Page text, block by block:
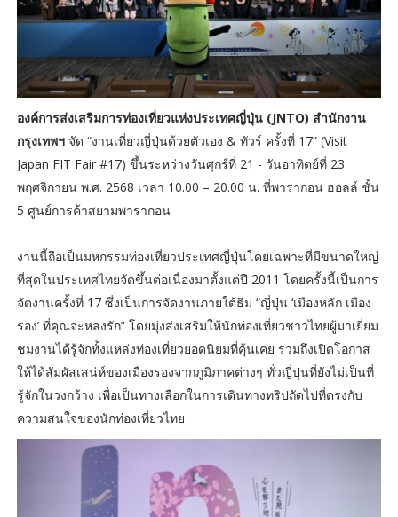
องค์การส่งเสริมการท่องเที่ยวแห่งประเทศญี่ปุ่น (JNTO) สำนักงาน
กรุงเทพฯ จัด “งานเที่ยวญี่ปุ่นด้วยตัวเอง & ทัวร์ ครั้งที่ 17” (Visit
Japan FIT Fair #17) ขึ้นระหว่างวันศุกร์ที่ 21 - วันอาทิตย์ที่ 23
พฤศจิกายน พ.ศ. 2568 เวลา 10.00 – 20.00 น. ที่พารากอน ฮอลล์ ชั้น
5 ศูนย์การค้าสยามพารากอน
งานนี้ถือเป็นมหกรรมท่องเที่ยวประเทศญี่ปุ่นโดยเฉพาะที่มีขนาดใหญ่
ที่สุดในประเทศไทยจัดขึ้นต่อเนื่องมาตั้งแต่ปี 2011 โดยครั้งนี้เป็นการ
จัดงานครั้งที่ 17 ซึ่งเป็นการจัดงานภายใต้ธีม “ญี่ปุ่น ‘เมืองหลัก เมือง
รอง’ ที่คุณจะหลงรัก” โดยมุ่งส่งเสริมให้นักท่องเที่ยวชาวไทยผู้มาเยี่ยม
ชมงานได้รู้จักทั้งแหล่งท่องเที่ยวยอดนิยมที่คุ้นเคย รวมถึงเปิดโอกาส
ให้ได้สัมผัสเสน่ห์ของเมืองรองจากภูมิภาคต่างๆ ทั่วญี่ปุ่นที่ยังไม่เป็นที่
รู้จักในวงกว้าง เพื่อเป็นทางเลือกในการเดินทางทริปถัดไปที่ตรงกับ
ความสนใจของนักท่องเที่ยวไทย